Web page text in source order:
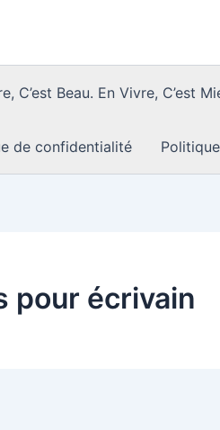
C’est Beau. En Vivre, C’est
de confidentialité
pour écrivain